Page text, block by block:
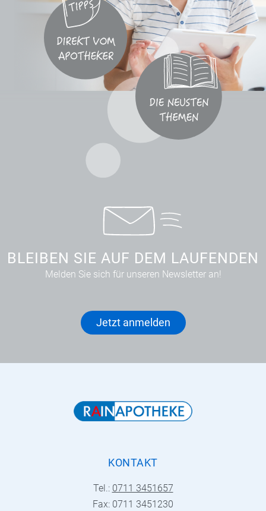
BLEIBEN SIE AUF DEM LAUFENDEN
Melden Sie sich für unseren Newsletter an!
Jetzt anmelden
KONTAKT
Tel.: 0711 3451657
Fax: 0711 3451230